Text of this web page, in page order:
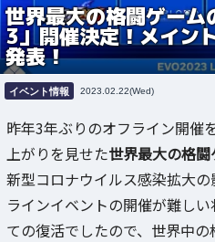
世界最大の格闘ゲー
3」開催決定！メイン
発表！
イベント情報 2023.02.22(Wed)
昨年3年ぶりのオフライン開催
上がりを見せた世界最大の格闘
新型コロナウイルス感染拡大
ラインイベントの開催が難し
ての復活でしたので、世界中